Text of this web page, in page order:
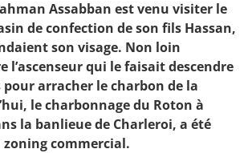
Assabban est venu visiter le
de confection de son fils Hassan,
son visage. Non loin
l’ascenseur qui le faisait descendre
pour arracher le charbon de la
le charbonnage du Roton à
la banlieue de Charleroi, a été
commercial.